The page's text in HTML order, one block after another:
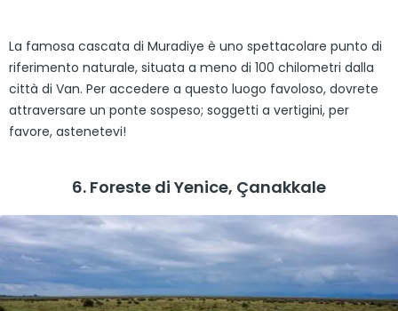
La famosa cascata di Muradiye è uno spettacolare punto di
riferimento naturale, situata a meno di 100 chilometri dalla
città di Van. Per accedere a questo luogo favoloso, dovrete
attraversare un ponte sospeso; soggetti a vertigini, per
favore, astenetevi!
6. Foreste di Yenice, Çanakkale